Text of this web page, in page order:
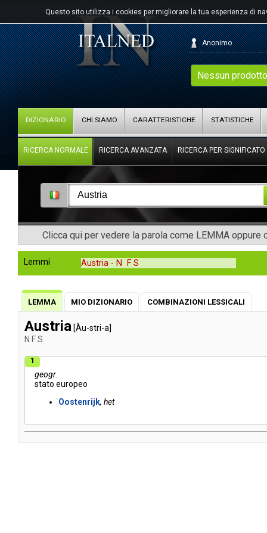
Questo sito utilizza i cookies per migliorare la tua esperienza di
Nessun
Anonimo
DIZIONARIO CHI SIAMO CARATTERISTICHE STATISTICHE
RICERCA NORMALE RICERCA AVANZATA RICERCA PER SIGNIFICATO
Clicca qui per vedere la parola come LEMMA oppure
Lemmi Austria - N F S
LEMMA MIO DIZIONARIO COMBINAZIONI LESSICALI
Austria [Àu-stri-a]
N FS
1
geogr.
stato europeo
Oostenrijk het